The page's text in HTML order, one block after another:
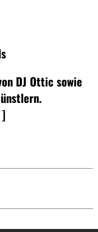
DJ Ottic sowie